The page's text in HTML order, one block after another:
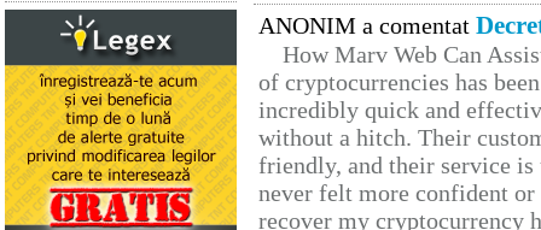
ANONIM a comentat
How Marv Web Can
of cryptocurrencies has
incredibly quick and
without a hitch. Their
friendly, and their service
never felt more confident
recover my cryptocurrency